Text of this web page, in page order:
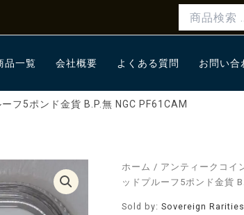
検
対
品一覧 会社概要 よくある質問 お問い合
フ5ポンド金貨 B.P.無 NGC PF61CAM
ホーム / アンティークコイ
ッドプルーフ5ポンド金貨
Sold by: Sovereign Rarities
【試
鋳
1887